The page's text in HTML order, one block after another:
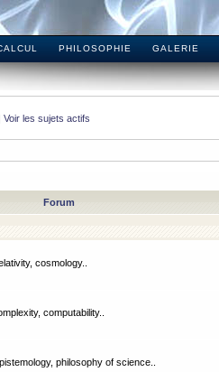
PHILOSOPHIE GALERIE
Voir les sujets actifs
Forum
cosmology..
computability..
philosophy of science..